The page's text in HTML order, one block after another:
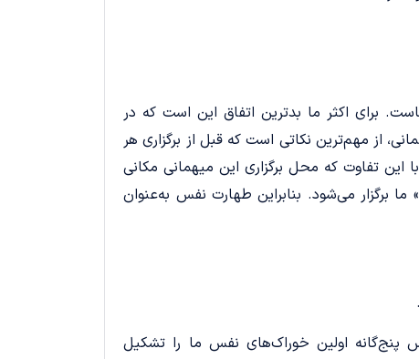
برای اکثر ما بدترین اتفاق این است که در
از مهم‌ترین نکاتی است که قبل از برگزاری هر
تفاوت که محل برگزاری این میهمانی مکانی
برگزار می‌شود. بنابراین طهارت نفس به‌عنوان
اولین خوراک‌های نفس ما را تشکیل